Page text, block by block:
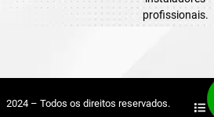
profissionais.
2024 – Todos os direitos reservados.